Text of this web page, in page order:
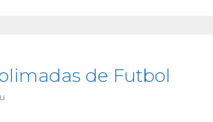
de Futbol